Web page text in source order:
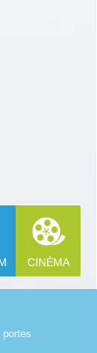
CINÉMA